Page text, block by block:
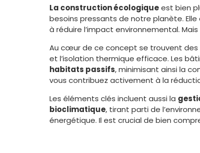
La construction écologiqueest bien
besoins pressants de notre planète.
à réduire l’impact environnemental.
Au cœur de ce concept se trouvent des
et l’isolation thermique efficace. Les
habitats passifs, minimisant ainsi la
vous contribuez activement à la
Les éléments clés incluent aussi la
bioclimatique, tirant parti de
énergétique. Il est crucial de bien